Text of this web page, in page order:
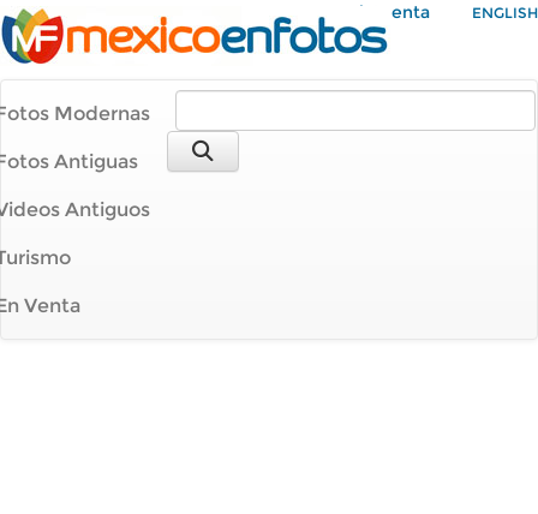
Mi Cuenta ENGLISH
Modernas
Antiguas
Antiguos
Venta